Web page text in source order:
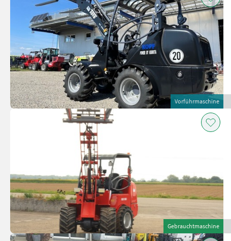
Vorführmaschine
Gebrauchtmaschine